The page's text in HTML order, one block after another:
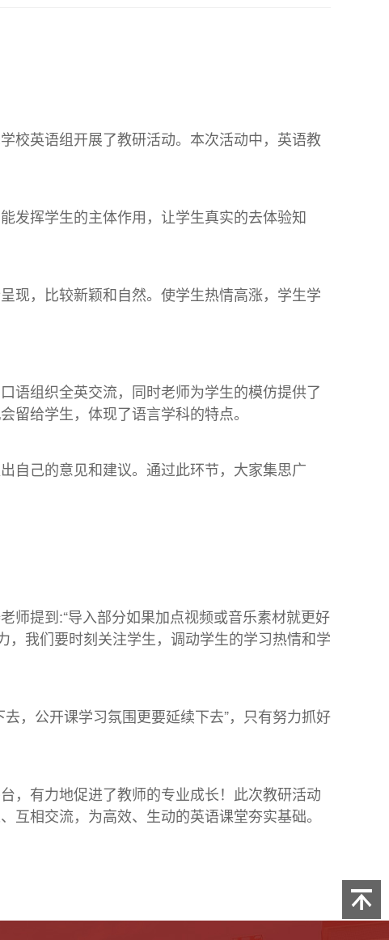
校英语组开展了教研活动。本次活动中，英语教
发挥学生的主体作用，让学生真实的去体验知
现，比较新颖和自然。使学生热情高涨，学生学
语组织全英交流，同时老师为学生的模仿提供了
给学生，体现了语言学科的特点。
自己的意见和建议。通过此环节，大家集思广
师提到:“导入部分如果加点视频或音乐素材就更好
，我们要时刻关注学生，调动学生的学习热情和学
，公开课学习氛围更要延续下去”，只有努力抓好
，有力地促进了教师的专业成长！此次教研活动
相交流，为高效、生动的英语课堂夯实基础。